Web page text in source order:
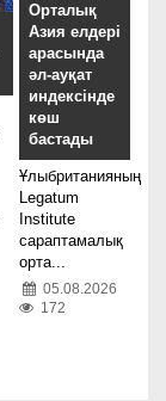
Орталық
Азия елдері
арасында
әл-ауқат
индексінде
көш
бастады
Ұлыбританияның
Legatum
Institute
сараптамалық
орта...
05.08.2026
172